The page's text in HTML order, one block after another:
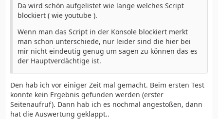
Da wird schön aufgelistet wie lange welches Script
blockiert ( wie youtube ).
Wenn man das Script in der Konsole blockiert merkt
man schon unterschiede, nur leider sind die hier bei
mir nicht eindeutig genug um sagen zu können das es
der Hauptverdächtige ist.
Den hab ich vor einiger Zeit mal gemacht. Beim ersten Test
konnte kein Ergebnis gefunden werden (erster
Seitenaufruf). Dann hab ich es nochmal angestoßen, dann
hat die Auswertung geklappt..